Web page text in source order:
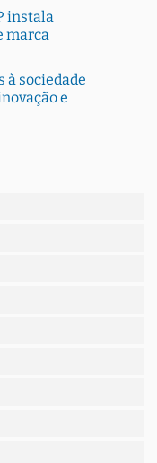
instala
marca
à sociedade
e